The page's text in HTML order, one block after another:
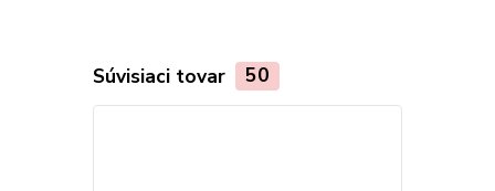
Súvisiaci tovar 50